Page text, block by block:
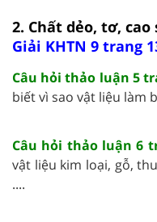
2. Chất dẻo, tơ,
Giải KHTN 9 trang
Câu hỏi thảo luận 5
biết vì sao vật liệu làm
Câu hỏi thảo luận 6
vật liệu kim loại, gỗ,
....